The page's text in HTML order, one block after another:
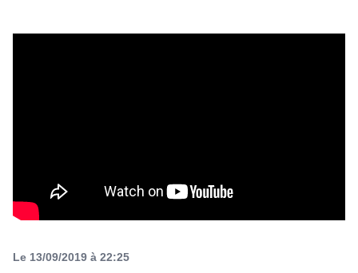
Le 13/09/2019 à 22:25